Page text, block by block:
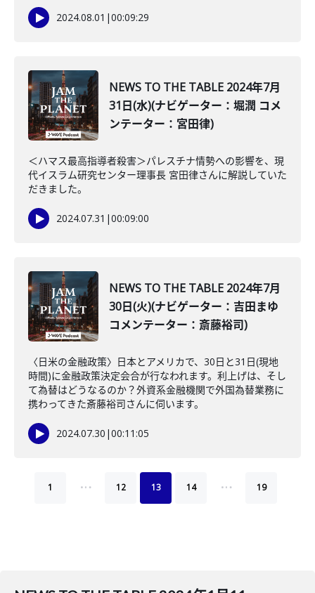
2024.08.01 |00:09:29
NEWS TO THE TABLE 2024年7月
31日(水)(ナビゲーター：堀潤 コメ
ンテーター：宮田律)
＜ハマス最高指導者殺害＞パレスチナ情勢への影響を、現
代イスラム研究センター理事長 宮田律さんに解説していた
だきました。
2024.07.31 |00:09:00
NEWS TO THE TABLE 2024年7月
30日(火)(ナビゲーター：吉田まゆ
コメンテーター：斎藤裕司)
〈日米の金融政策〉日本とアメリカで、30日と31日(現地
時間)に金融政策決定会合が行なわれます。利上げは、そし
て為替はどうなるのか？外資系金融機関で外国為替業務に
携わってきた斎藤裕司さんに伺います。
2024.07.30 |00:11:05
1 … 12 13 14 … 19